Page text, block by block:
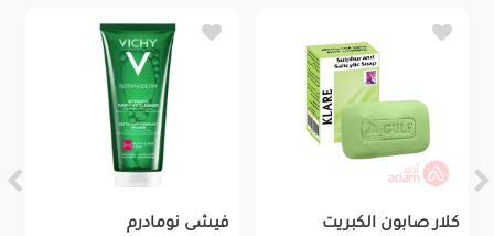
كلار صابون الكبريت
فيشى نومادرم